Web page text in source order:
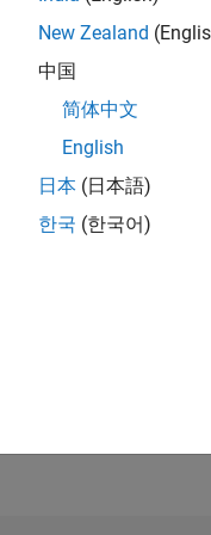
primary technical
across system
team building the
New Zealand
中国
简体中文
English
日本 (日本語)
한국 (한국어)